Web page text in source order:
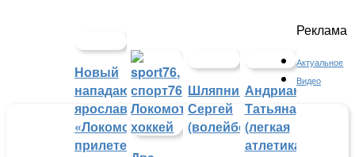
Новый
нападающий
ярославского
«Локомотива»
прилетел
Шляпников
Сергей
(волейбол)
Андрианова
Татьяна
(легкая
атлетика)
Реклама
Актуальное
Видео